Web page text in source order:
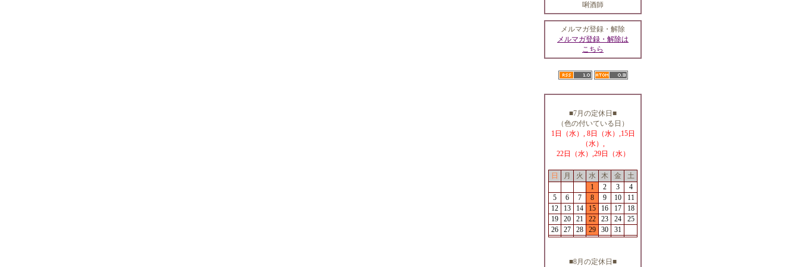
唎酒師
メルマガ登録・解除
メルマガ登録・解除は
こちら
■7月の定休日■
（色の付いている日）
1日（水）, 8日（水）,15日
（水）,
22日（水）,29日（水）
日 月 火 水 木 金
土
1
2 3
4
5
6 7 8 9 10
11
12
13 14 15 16 17
18
19
20 21 22 23 24
25
26
27 28 29 30 31
■8月の定休日■